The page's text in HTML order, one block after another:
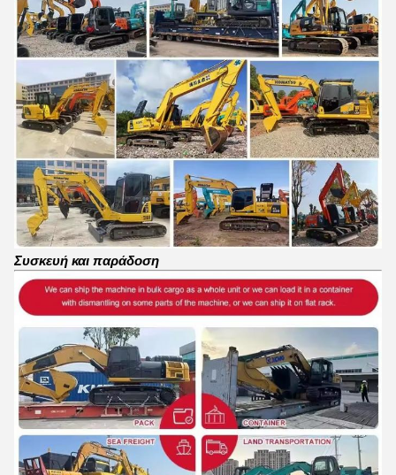
Συσκευή και παράδοση